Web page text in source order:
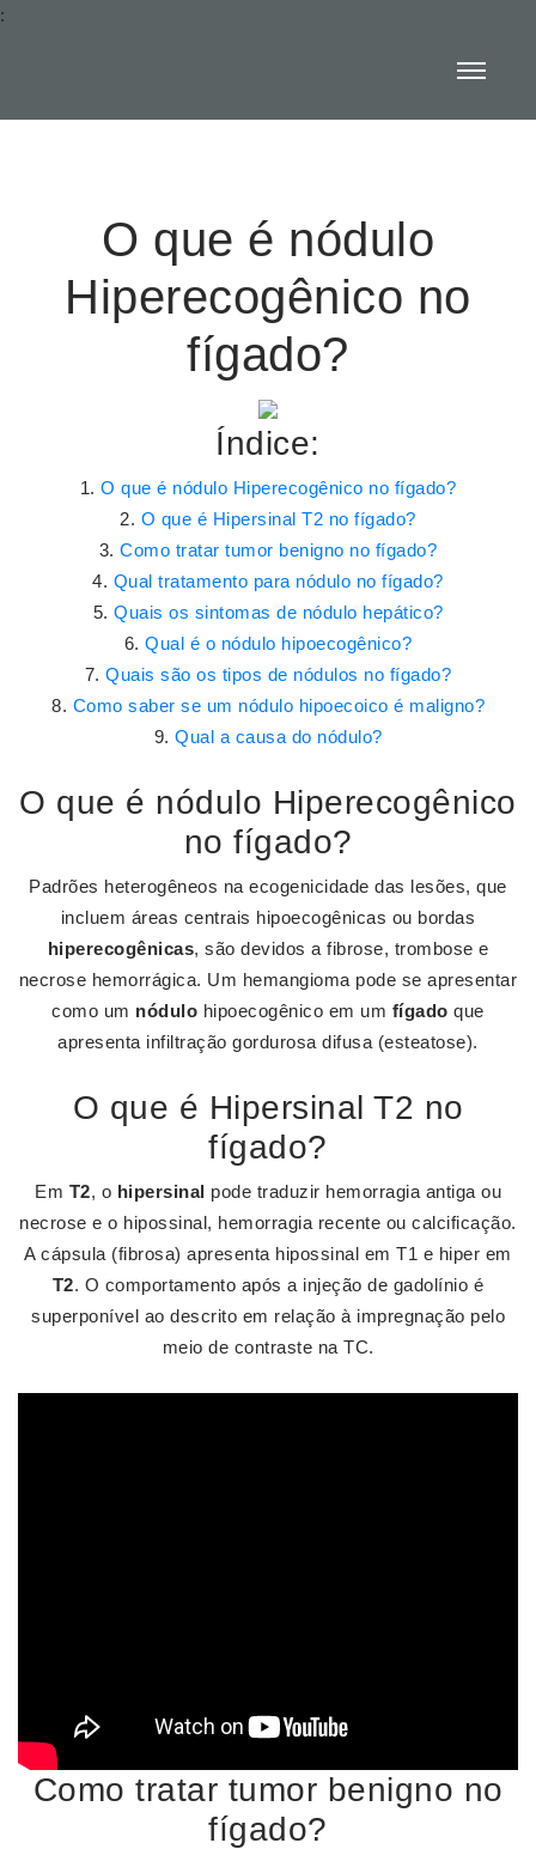
:
O que é nódulo
Hiperecogênico no
fígado?
Índice:
O que é nódulo Hiperecogênico no fígado?
O que é Hipersinal T2 no fígado?
Como tratar tumor benigno no fígado?
Qual tratamento para nódulo no fígado?
Quais os sintomas de nódulo hepático?
Qual é o nódulo hipoecogênico?
Quais são os tipos de nódulos no fígado?
Como saber se um nódulo hipoecoico é maligno?
Qual a causa do nódulo?
O que é nódulo Hiperecogênico
no fígado?
Padrões heterogêneos na ecogenicidade das lesões, que
incluem áreas centrais hipoecogênicas ou bordas
hiperecogênicas, são devidos a fibrose, trombose e
necrose hemorrágica. Um hemangioma pode se apresentar
como um nódulo hipoecogênico em um fígado que
apresenta infiltração gordurosa difusa (esteatose).
O que é Hipersinal T2 no
fígado?
Em T2, o hipersinal pode traduzir hemorragia antiga ou
necrose e o hipossinal, hemorragia recente ou calcificação.
A cápsula (fibrosa) apresenta hipossinal em T1 e hiper em
T2. O comportamento após a injeção de gadolínio é
superponível ao descrito em relação à impregnação pelo
meio de contraste na TC.
Como tratar tumor benigno no
fígado?